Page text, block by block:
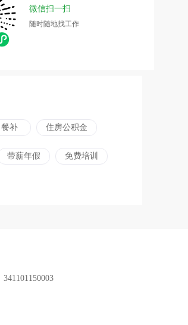
微信扫一扫
随时随地找工作
餐补 住房公积金
带薪年假 免费培训
341101150003